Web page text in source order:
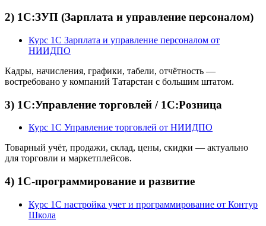
2) 1С:ЗУП (Зарплата и управление персоналом)
Курс 1С Зарплата и управление персоналом от
НИИДПО
Кадры, начисления, графики, табели, отчётность —
востребовано у компаний Татарстан с большим штатом.
3) 1С:Управление торговлей / 1С:Розница
Курс 1С Управление торговлей от НИИДПО
Товарный учёт, продажи, склад, цены, скидки — актуально
для торговли и маркетплейсов.
4) 1С-программирование и развитие
Курс 1С настройка учет и программирование от Контур
Школа